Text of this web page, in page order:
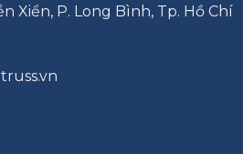
Xiển, P. Long Bình, Tp. Hồ Chí